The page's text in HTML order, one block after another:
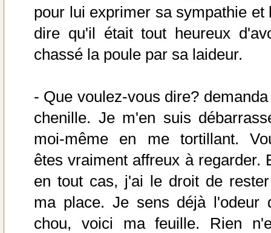
pour lui exprimer sa sympathie et
dire qu'il était tout heureux
chassé la poule par sa laideur.
- Que voulez-vous dire?
chenille. Je m'en suis
moi-même en me tortillant.
êtes vraiment affreux à regarder.
en tout cas, j'ai le droit de
ma place. Je sens déjà l'odeur
chou, voici ma feuille. Rien